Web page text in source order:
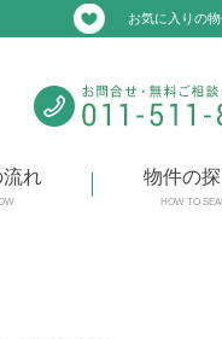
お気に入りの
流れ 物件の
HOW TO